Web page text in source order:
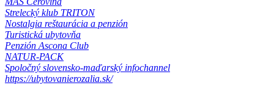
Strelecký klub TRITON
Nostalgia reštaurácia a penzión
Turistická ubytovňa
Penzión Ascona Club
NATUR-PACK
Spoločný slovensko-maďarský infochannel
https://ubytovanierozalia.sk/